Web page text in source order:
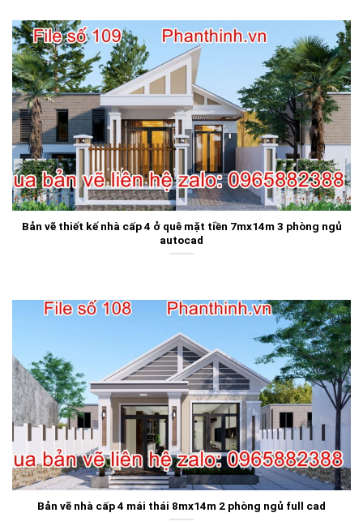
Bản vẽ thiết kế nhà cấp 4 ở quê mặt tiền 7mx14m 3 phòng ngủ
autocad
Bản vẽ nhà cấp 4 mái thái 8mx14m 2 phòng ngủ full cad